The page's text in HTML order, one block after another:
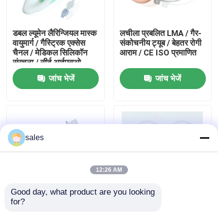
हमारे बारे में
फैक्टरी यात्रा
गुणवत्ता नियंत्रण
एक बोली का अनुरोध
डबल ल्यूमेन लैरिन्जियल मास्क
वायुमार्ग / गैस्ट्रिक एक्सेस
चैनल / मेडिकल सिलिकॉन
संरचना / सीई आईएसओ
जांच भेजें
लचीला प्रबलित LMA / गैर-
संकोचनीय ट्यूब / बेहतर रोगी
आराम / CE ISO प्रमाणित
जांच भेजें
प्रबलित स्वरयंत्र मास्क
sales
12:26 AM
Good day, what product are you looking
for?